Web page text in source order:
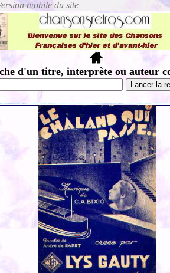
d'un titre, interprète ou auteur